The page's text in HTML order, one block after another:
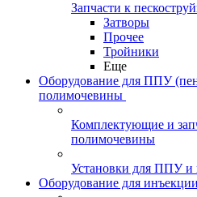
Запчасти к
Затворы
Прочее
Тройники
Еще
Оборудование для ППУ
полимочевины
Комплектующие и
полимочевины
Установки для ППУ
Оборудование для